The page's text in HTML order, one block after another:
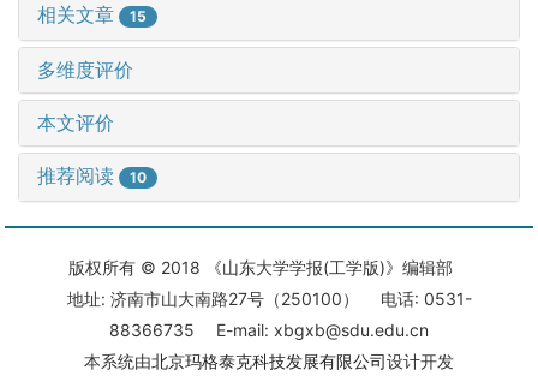
相关文章 15
多维度评价
本文评价
推荐阅读 10
版权所有 © 2018 《山东大学学报(工学版)》编辑部
地址: 济南市山大南路27号（250100） 电话: 0531-
88366735 E-mail: xbgxb@sdu.edu.cn
本系统由北京玛格泰克科技发展有限公司设计开发